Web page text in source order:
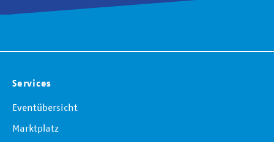
Services
Eventübersicht
Marktplatz